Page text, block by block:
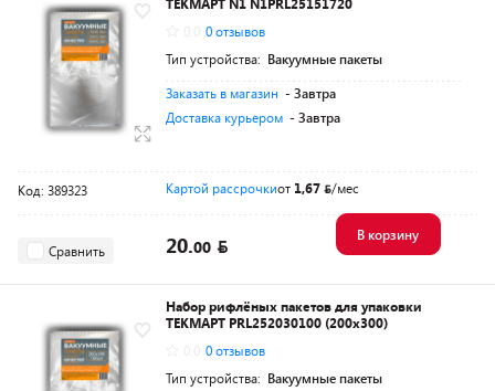
0 отзывов
Тип устройства: Вакуумные пакеты
Заказать в магазин - Завтра
Доставка курьером - Завтра
Код: 389323 Картой рассрочкиот 1,67 /мес
Сравнить 20.00
В корзину
Набор рифлёных пакетов для упаковки
ТЕКМАРТ PRL252030100 (200x300)
0 отзывов
Тип устройства: Вакуумные пакеты